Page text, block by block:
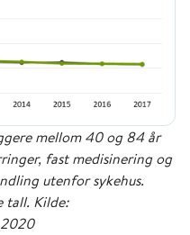
mellom 40 og 84 år
fast medisinering og
utenfor sykehus.
tall. Kilde: